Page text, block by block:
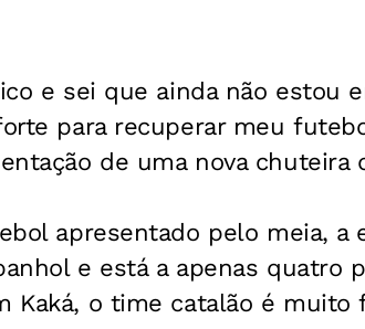
e sei que ainda não estou
para recuperar meu
de uma nova chuteira
apresentado pelo meia, a
e está a apenas quatro
Kaká, o time catalão é